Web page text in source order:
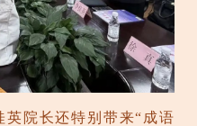
英院长还特别带来“成语